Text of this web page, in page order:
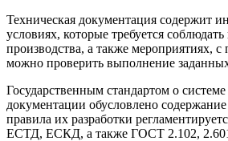
Техническая документация содержит
условиях, которые требуется соблюдать
производства, а также мероприятиях,
можно проверить выполнение
Государственным стандартом о системе
документации обусловлено
правила их разработки
ЕСТД, ЕСКД, а также ГОСТ 2.102,